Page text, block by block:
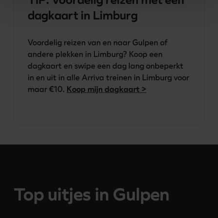
dagkaart in Limburg
Voordelig reizen van en naar Gulpen of
andere plekken in Limburg? Koop een
dagkaart en swipe een dag lang onbeperkt
in en uit in alle Arriva treinen in Limburg voor
maar €10. Koop mijn dagkaart >
Top uitjes in Gulpen